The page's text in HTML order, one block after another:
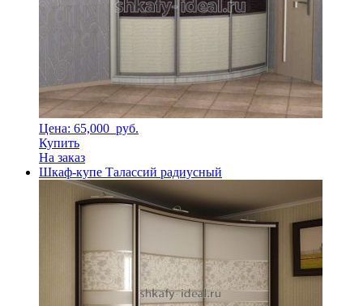
Цена: 65,000 руб.
Купить
На заказ
Шкаф-купе Талассий радиусный